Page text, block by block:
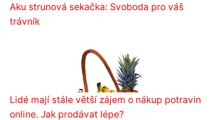
Aku strunová sekačka: Svoboda pro váš
trávník
Lidé mají stále větší zájem o nákup potravin
online. Jak prodávat lépe?